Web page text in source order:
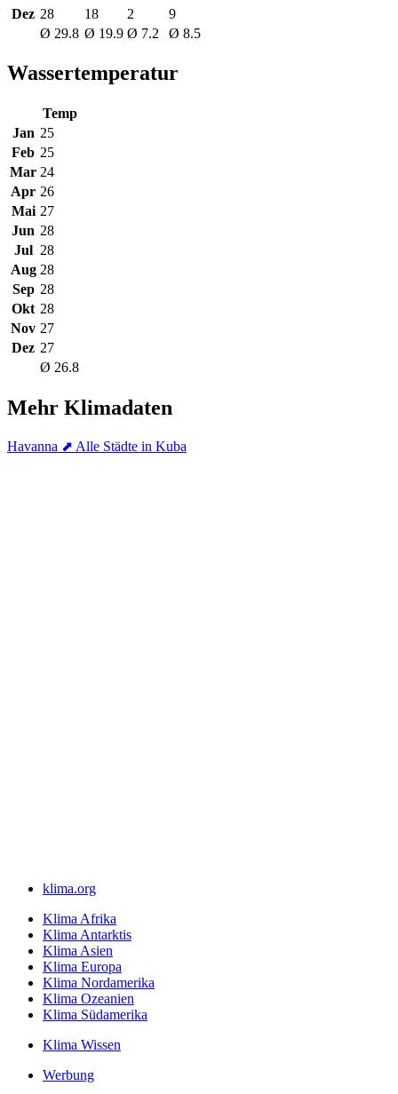
Dez 28 18 2
9
Ø 29.8 Ø 19.9 Ø 7.2 Ø 8.5
Wassertemperatur
Temp
Jan 25
Feb 25
Mar 24
Apr 26
Mai 27
Jun 28
Jul 28
Aug 28
Sep 28
Okt 28
Nov 27
Dez 27
Ø 26.8
Mehr Klimadaten
Havanna ⬈ Alle Städte in Kuba
klima.org
Klima Afrika
Klima Antarktis
Klima Asien
Klima Europa
Klima Nordamerika
Klima Ozeanien
Klima Südamerika
Klima Wissen
Werbung